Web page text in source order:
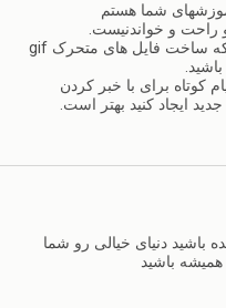
شما هستم
راحت و خواندنیست.
پیشنهادی که دارم این است که ساخت فایل های متحرک gif
کوتاه برای با خبر کردن
ایجاد کنید بهتر است.
باشید دنیای خیالی رو شما
همیشه باشید